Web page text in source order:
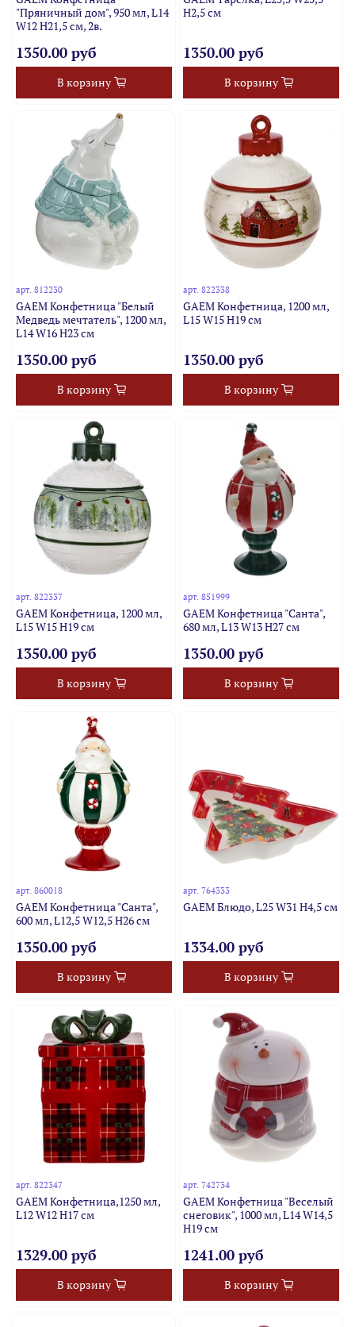
"Пряничный дом", 950 мл, L14
W12 H21,5 см, 2в.
1350.00 руб
В корзину
H2,5 см
1350.00 руб
В корзину
арт.812230
GAEM Конфетница "Белый
Медведь мечтатель", 1200 мл,
L14 W16 H23 см
1350.00 руб
В корзину
арт. 822338
GAEM Конфетница, 1200 мл,
L15 W15 H19 см
1350.00 руб
В корзину
арт.822337
GAEM Конфетница, 1200 мл,
L15 W15 H19 см
1350.00 руб
В корзину
арт. 851999
GAEM Конфетница "Санта",
680 мл, L13 W13 H27 см
1350.00 руб
В корзину
арт.860018
GAEM Конфетница "Санта",
600 мл, L12,5 W12,5 H26 см
1350.00 руб
В корзину
арт. 764333
GAEM Блюдо, L25 W31 H4,5 см
1334.00 руб
В корзину
арт.822347
GAEM Конфетница,1250 мл,
L12 W12 H17 см
1329.00 руб
В корзину
арт. 742734
GAEM Конфетница "Веселый
снеговик", 1000 мл, L14 W14,5
H19 см
1241.00 руб
В корзину